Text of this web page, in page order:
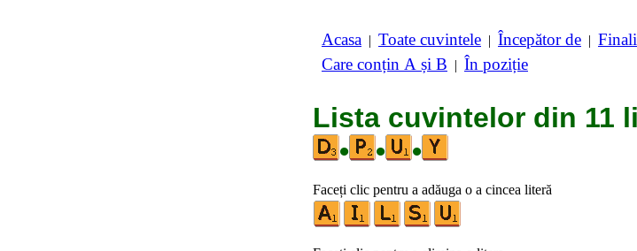
Acasa | Toate cuvintele | Începător de |
Care conțin A și B | În poziție
Lista cuvintelor din 11
•
• •
Faceți clic pentru a adăuga o a cincea literă